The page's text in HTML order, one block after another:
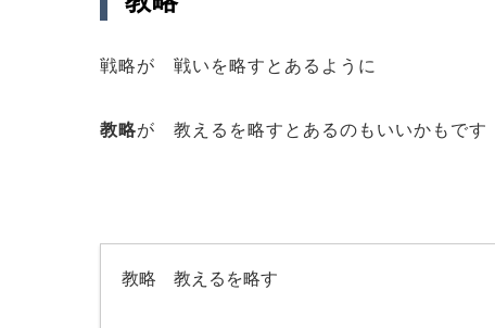
戦略が 戦いを略すとあるように
教略が 教えるを略すとあるのもいいかもです
教略 教えるを略す